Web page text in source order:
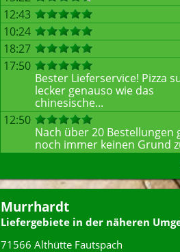
12:43
10:24
18:27
17:50
Bester Lieferservice! Pizza
lecker genauso wie das
chinesische...
12:50
Nach über 20 Bestellungen
noch immer keinen Grund
Murrhardt
Liefergebiete in der näheren
71566 Althütte Fautspach